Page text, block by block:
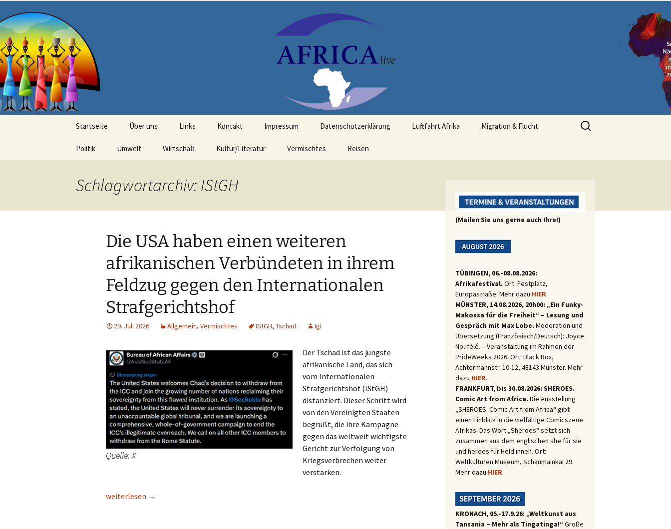
Inhalt
springen
AFRICA live
Startseite Über uns Links Kontakt Impressum Datenschutzerklärung Luftfahrt Afrika Migration & Flucht
Politik Umwelt Wirtschaft Kultur/Literatur Vermischtes Reisen
Suchen
nach:
Schlagwortarchiv: IStGH
Die USA haben einen weiteren
afrikanischen Verbündeten in ihrem
Feldzug gegen den Internationalen
Strafgerichtshof
29. Juli 2026 Allgemein, Vermischtes IStGH, Tschad Igi
Quelle: X
Der Tschad ist das jüngste
afrikanische Land, das sich
vom Internationalen
Strafgerichtshof (IStGH)
distanziert. Dieser Schritt wird
von den Vereinigten Staaten
begrüßt, die ihre Kampagne
gegen das weltweit wichtigste
Gericht zur Verfolgung von
Kriegsverbrechen weiter
verstärken.
Die USA haben einen weiteren afrikanischen Verbündeten in ihrem Feldzug gegen den Internationalen Strafgerichtshof
weiterlesen →
(Mailen Sie uns gerne auch Ihre!)
TÜBINGEN, 06.-08.08.2026:
Afrikafestival. Ort: Festplatz,
Europastraße. Mehr dazu HIER.
MÜNSTER, 14.08.2026, 20h00: „Ein Funky-
Makossa für die Freiheit“ – Lesung und
Gespräch mit Max Lobe. Moderation und
Übersetzung (Französisch/Deutsch): Joyce
Noufélé. – Veranstaltung im Rahmen der
PrideWeeks 2026. Ort: Black Box,
Achtermannstr. 10-12, 48143 Münster. Mehr
dazu HIER.
FRANKFURT, bis 30.08.2026: SHEROES.
Comic Art from Africa. Die Ausstellung
„SHEROES. Comic Art from Africa“ gibt
einen Einblick in die vielfältige Comicszene
Afrikas. Das Wort „Sheroes“ setzt sich
zusammen aus dem englischen she für sie
und heroes für Held:innen. Ort:
Weltkulturen Museum, Schaumainkai 29.
Mehr dazu HIER.
KRONACH, 05.-17.9.26: „Weltkunst aus
Tansania – Mehr als Tingatinga!“Große